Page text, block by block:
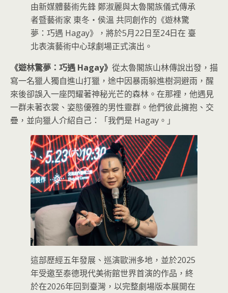
由新媒體藝術先鋒 鄭淑麗與太魯閣族儀式傳承
者暨藝術家 東冬・侯溫 共同創作的《遊林驚
夢：巧遇 Hagay》，將於5月22日至24日在 臺
北表演藝術中心球劇場正式演出。
《遊林驚夢：巧遇 Hagay》 從太魯閣族山林傳說出發，描
寫一名獵人獨自進山打獵，途中因暴雨躲進樹洞避雨，醒
來後卻誤入一座閃耀著神秘光芒的森林。在那裡，他遇見
一群未著衣裳、姿態優雅的男性靈群。他們彼此擁抱、交
疊，並向獵人介紹自己：「我們是 Hagay。」
這部歷經五年發展、巡演歐洲多地，並於2025
年受邀至泰德現代美術館世界首演的作品，終
於在2026年回到臺灣，以完整劇場版本展開在